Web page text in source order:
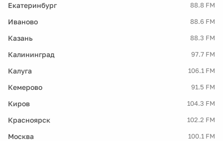
Екатеринбург 88.8 FM
Иваново 88.6 FM
Казань 88.3 FM
Калининград 97.7 FM
Калуга 106.1 FM
Кемерово 91.5 FM
Киров 104.3 FM
Красноярск 102.2 FM
Москва 100.1 FM